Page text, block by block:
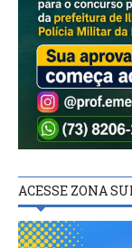
ACESSE ZONA